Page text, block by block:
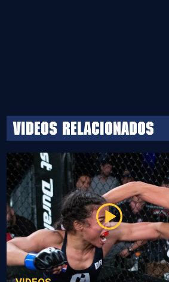
Videos relacionados